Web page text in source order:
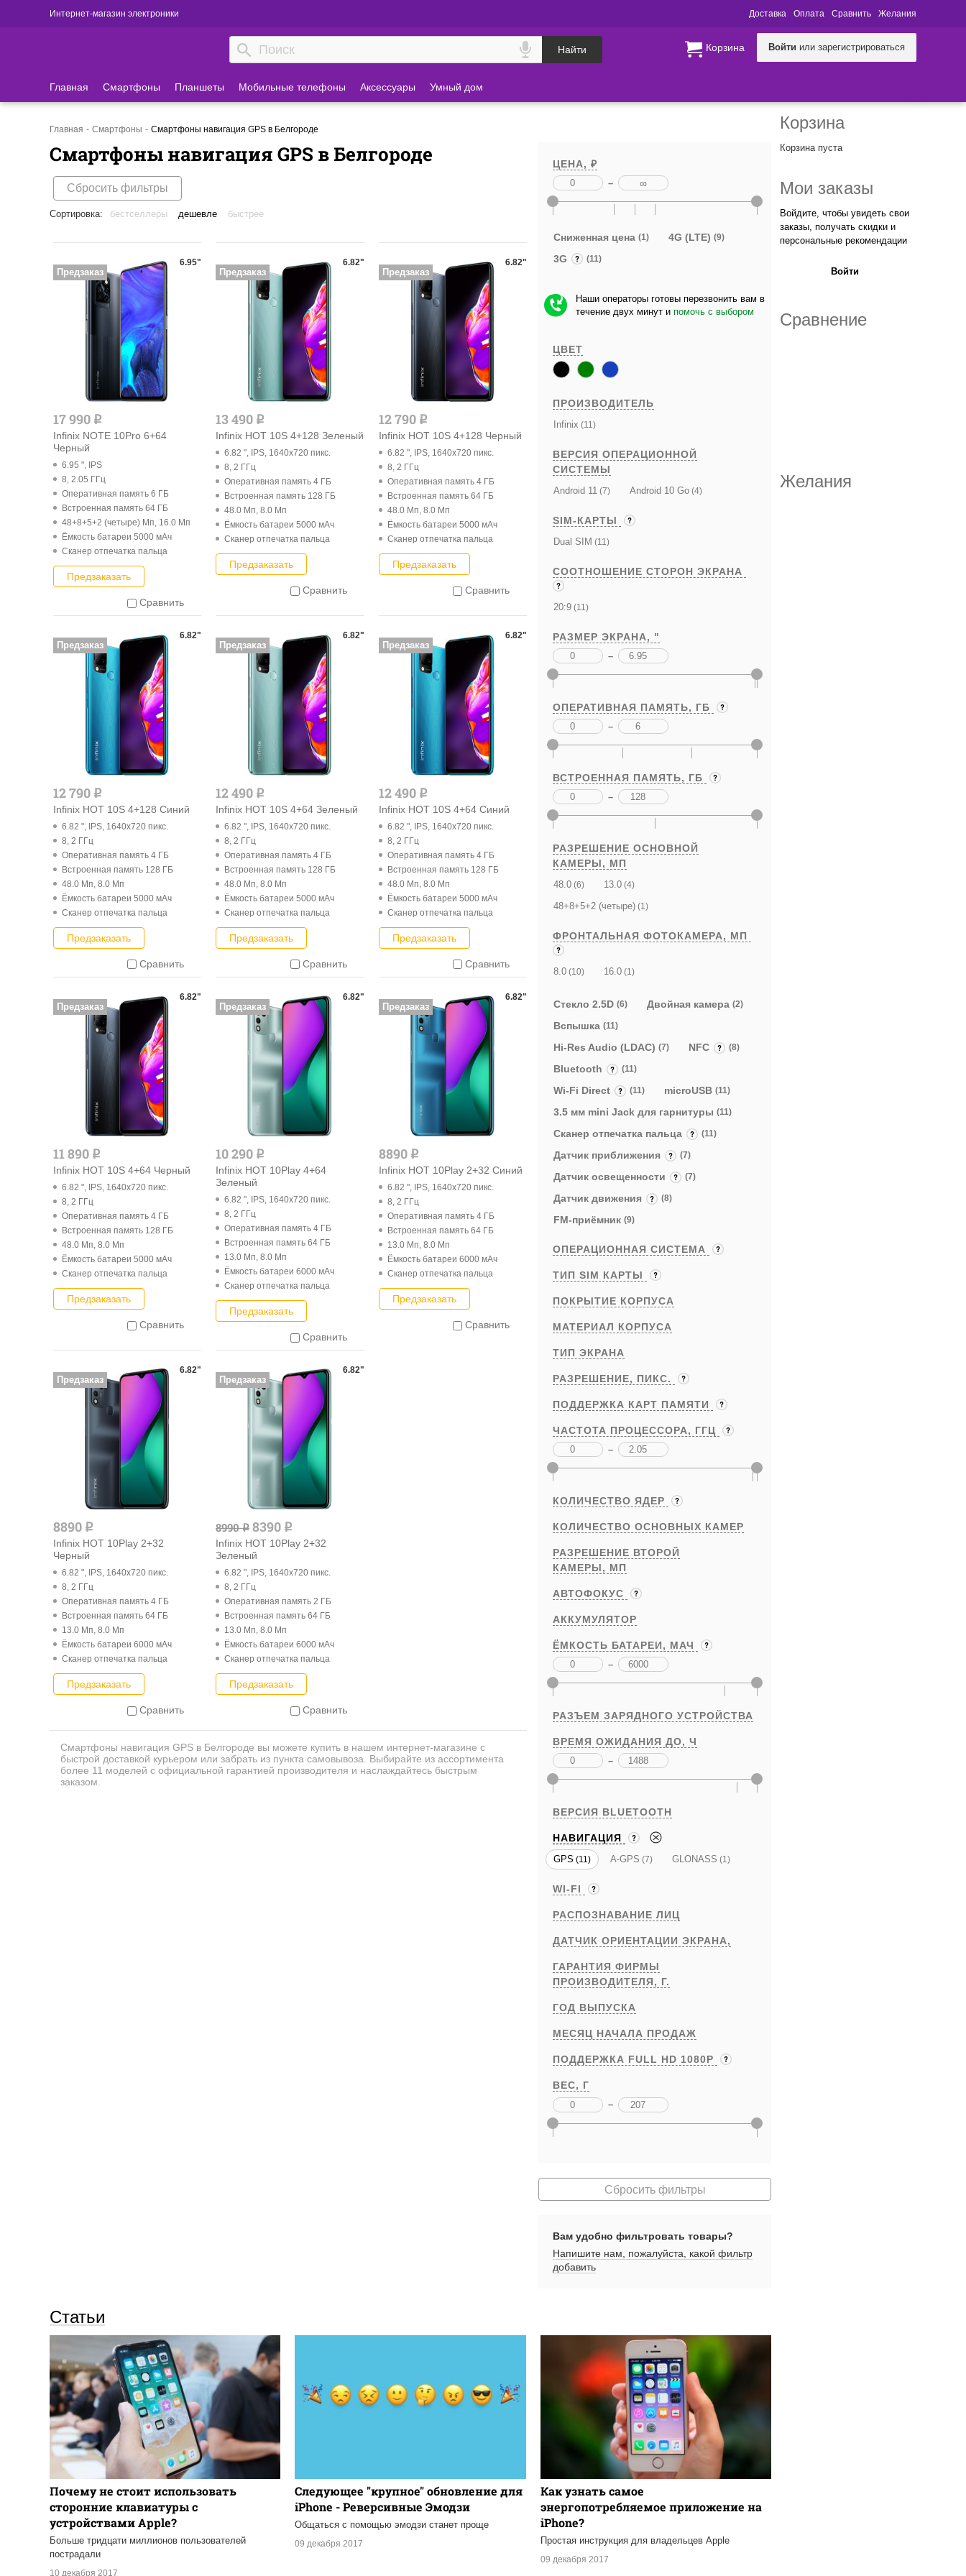
Интернет-магазин электроники Доставка Оплата Сравнить Желания
Найти Корзина Войти или зарегистрироваться
Главная Смартфоны Планшеты Мобильные телефоны Аксессуары Умный дом
Главная Смартфоны Смартфоны навигация GPS в Белгороде
Смартфоны навигация GPS в Белгороде
Сбросить фильтры
Сортировка: бестселлеры дешевле быстрее
Смартфоны навигация GPS в Белгороде вы можете купить в нашем интернет-магазине с
быстрой доставкой курьером или забрать из пункта самовывоза. Выбирайте из ассортимента
более 11 моделей с официальной гарантией производителя и наслаждайтесь быстрым
заказом.
17 990 q
Infinix NOTE 10Pro 6+64
Черный
6.95 ", IPS
8, 2.05 ГГц
Оперативная память 6 ГБ
Встроенная память 64 ГБ
48+8+5+2 (четыре) Мп, 16.0 Мп
Ёмкость батареи 5000 мАч
Cканер отпечатка пальца
Предзаказать
Сравнить
6.95"
Предзаказ
13 490 q
Infinix HOT 10S 4+128 Зеленый
6.82 ", IPS, 1640x720 пикс.
8, 2 ГГц
Оперативная память 4 ГБ
Встроенная память 128 ГБ
48.0 Мп, 8.0 Мп
Ёмкость батареи 5000 мАч
Cканер отпечатка пальца
Предзаказать
Сравнить
6.82"
Предзаказ
12 790 q
Infinix HOT 10S 4+128 Черный
6.82 ", IPS, 1640x720 пикс.
8, 2 ГГц
Оперативная память 4 ГБ
Встроенная память 64 ГБ
48.0 Мп, 8.0 Мп
Ёмкость батареи 5000 мАч
Cканер отпечатка пальца
Предзаказать
Сравнить
6.82"
Предзаказ
12 790 q
Infinix HOT 10S 4+128 Синий
6.82 ", IPS, 1640x720 пикс.
8, 2 ГГц
Оперативная память 4 ГБ
Встроенная память 128 ГБ
48.0 Мп, 8.0 Мп
Ёмкость батареи 5000 мАч
Cканер отпечатка пальца
Предзаказать
Сравнить
6.82"
Предзаказ
12 490 q
Infinix HOT 10S 4+64 Зеленый
6.82 ", IPS, 1640x720 пикс.
8, 2 ГГц
Оперативная память 4 ГБ
Встроенная память 128 ГБ
48.0 Мп, 8.0 Мп
Ёмкость батареи 5000 мАч
Cканер отпечатка пальца
Предзаказать
Сравнить
6.82"
Предзаказ
12 490 q
Infinix HOT 10S 4+64 Синий
6.82 ", IPS, 1640x720 пикс.
8, 2 ГГц
Оперативная память 4 ГБ
Встроенная память 128 ГБ
48.0 Мп, 8.0 Мп
Ёмкость батареи 5000 мАч
Cканер отпечатка пальца
Предзаказать
Сравнить
6.82"
Предзаказ
11 890 q
Infinix HOT 10S 4+64 Черный
6.82 ", IPS, 1640x720 пикс.
8, 2 ГГц
Оперативная память 4 ГБ
Встроенная память 128 ГБ
48.0 Мп, 8.0 Мп
Ёмкость батареи 5000 мАч
Cканер отпечатка пальца
Предзаказать
Сравнить
6.82"
Предзаказ
10 290 q
Infinix HOT 10Play 4+64
Зеленый
6.82 ", IPS, 1640x720 пикс.
8, 2 ГГц
Оперативная память 4 ГБ
Встроенная память 64 ГБ
13.0 Мп, 8.0 Мп
Ёмкость батареи 6000 мАч
Cканер отпечатка пальца
Предзаказать
Сравнить
6.82"
Предзаказ
8890 q
Infinix HOT 10Play 2+32 Синий
6.82 ", IPS, 1640x720 пикс.
8, 2 ГГц
Оперативная память 4 ГБ
Встроенная память 64 ГБ
13.0 Мп, 8.0 Мп
Ёмкость батареи 6000 мАч
Cканер отпечатка пальца
Предзаказать
Сравнить
6.82"
Предзаказ
8890 q
Infinix HOT 10Play 2+32
Черный
6.82 ", IPS, 1640x720 пикс.
8, 2 ГГц
Оперативная память 4 ГБ
Встроенная память 64 ГБ
13.0 Мп, 8.0 Мп
Ёмкость батареи 6000 мАч
Cканер отпечатка пальца
Предзаказать
Сравнить
6.82"
Предзаказ
8990q 8390 q
Infinix HOT 10Play 2+32
Зеленый
6.82 ", IPS, 1640x720 пикс.
8, 2 ГГц
Оперативная память 2 ГБ
Встроенная память 64 ГБ
13.0 Мп, 8.0 Мп
Ёмкость батареи 6000 мАч
Cканер отпечатка пальца
Предзаказать
Сравнить
6.82"
Предзаказ
ЦЕНА, ₽
–
Сниженная цена (1) 4G (LTE) (9)
3G (11)
Наши операторы готовы перезвонить вам в
течение двух минут и помочь с выбором
ЦВЕТ
ПРОИЗВОДИТЕЛЬ
Infinix (11)
ВЕРСИЯ ОПЕРАЦИОННОЙ
СИСТЕМЫ
Android 11 (7) Android 10 Go (4)
SIM-КАРТЫ
Dual SIM (11)
СООТНОШЕНИЕ СТОРОН ЭКРАНА
20:9 (11)
РАЗМЕР ЭКРАНА, "
–
ОПЕРАТИВНАЯ ПАМЯТЬ, ГБ
–
ВСТРОЕННАЯ ПАМЯТЬ, ГБ
–
РАЗРЕШЕНИЕ ОСНОВНОЙ
КАМЕРЫ, МП
48.0 (6) 13.0 (4)
48+8+5+2 (четыре) (1)
ФРОНТАЛЬНАЯ ФОТОКАМЕРА, МП
8.0 (10) 16.0 (1)
Стекло 2.5D (6) Двойная камера (2)
Вспышка (11)
Hi-Res Audio (LDAC) (7) NFC (8)
Bluetooth (11)
Wi-Fi Direct (11) microUSB (11)
3.5 мм mini Jack для гарнитуры (11)
Cканер отпечатка пальца (11)
Датчик приближения (7)
Датчик освещенности (7)
Датчик движения (8)
FM-приёмник (9)
ОПЕРАЦИОННАЯ СИСТЕМА
ТИП SIM КАРТЫ
ПОКРЫТИЕ КОРПУСА
МАТЕРИАЛ КОРПУСА
ТИП ЭКРАНА
РАЗРЕШЕНИЕ, ПИКС.
ПОДДЕРЖКА КАРТ ПАМЯТИ
ЧАСТОТА ПРОЦЕССОРА, ГГЦ
–
КОЛИЧЕСТВО ЯДЕР
КОЛИЧЕСТВО ОСНОВНЫХ КАМЕР
РАЗРЕШЕНИЕ ВТОРОЙ
КАМЕРЫ, МП
АВТОФОКУС
АККУМУЛЯТОР
ЁМКОСТЬ БАТАРЕИ, МАЧ
–
РАЗЪЕМ ЗАРЯДНОГО УСТРОЙСТВА
ВРЕМЯ ОЖИДАНИЯ ДО, Ч
–
ВЕРСИЯ BLUETOOTH
НАВИГАЦИЯ
GPS (11) A-GPS (7) GLONASS (1)
WI-FI
РАСПОЗНАВАНИЕ ЛИЦ
ДАТЧИК ОРИЕНТАЦИИ ЭКРАНА,
ГАРАНТИЯ ФИРМЫ
ПРОИЗВОДИТЕЛЯ, Г.
ГОД ВЫПУСКА
МЕСЯЦ НАЧАЛА ПРОДАЖ
ПОДДЕРЖКА FULL HD 1080P
ВЕС, Г
–
Сбросить фильтры
Вам удобно фильтровать товары?
Напишите нам, пожалуйста, какой фильтр
добавить
Статьи
Почему не стоит использовать
сторонние клавиатуры с
устройствами Apple?
Больше тридцати миллионов пользователей
пострадали
10 декабря 2017
Следующее "крупное" обновление для
iPhone - Реверсивные Эмодзи
Общаться с помощью эмодзи станет проще
09 декабря 2017
Как узнать самое
энергопотребляемое приложение на
iPhone?
Простая инструкция для владельцев Apple
09 декабря 2017
Корзина
Корзина пуста
Мои заказы
Войдите, чтобы увидеть свои
заказы, получать скидки и
персональные рекомендации
Войти
Сравнение
Желания